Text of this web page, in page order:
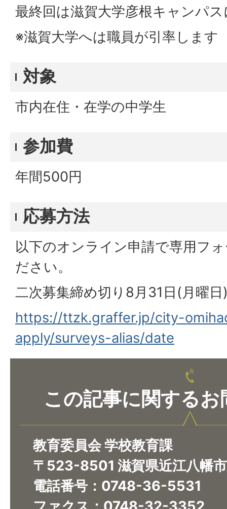
最終回は滋賀大学彦根キャンパ
※滋賀大学へは職員が引率します
対象
市内在住・在学の中学生
参加費
年間500円
応募方法
以下のオンライン申請で専用フ
ださい。
二次募集締め切り8月31日(月曜日
https://ttzk.graffer.jp/city-
apply/surveys-alias/date
この記事に関するお
教育委員会 学校教育課
〒523-8501 滋賀県近江八幡
電話番号：0748-36-5531